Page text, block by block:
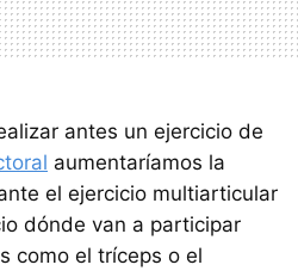
antes un ejercicio de
aumentaríamos la
el ejercicio multiarticular
dónde van a participar
como el tríceps o el